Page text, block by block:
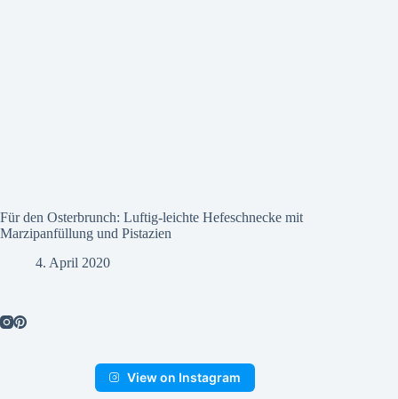
Für den Osterbrunch: Luftig-leichte Hefeschnecke mit
Marzipanfüllung und Pistazien
4. April 2020
View on Instagram